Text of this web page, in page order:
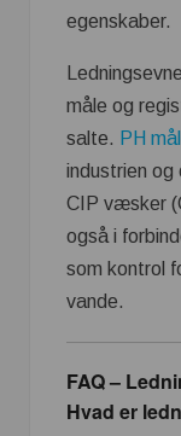
egenskaber.
måle og
salte. PH
industrien
CIP væsker
også i
som kontrol
vande.
FAQ –
Hvad er